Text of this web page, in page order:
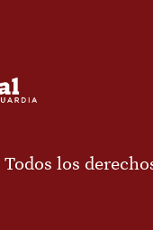
Todos los